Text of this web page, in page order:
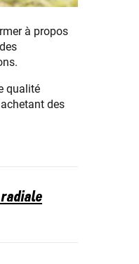
à propos
qualité
des
radiale